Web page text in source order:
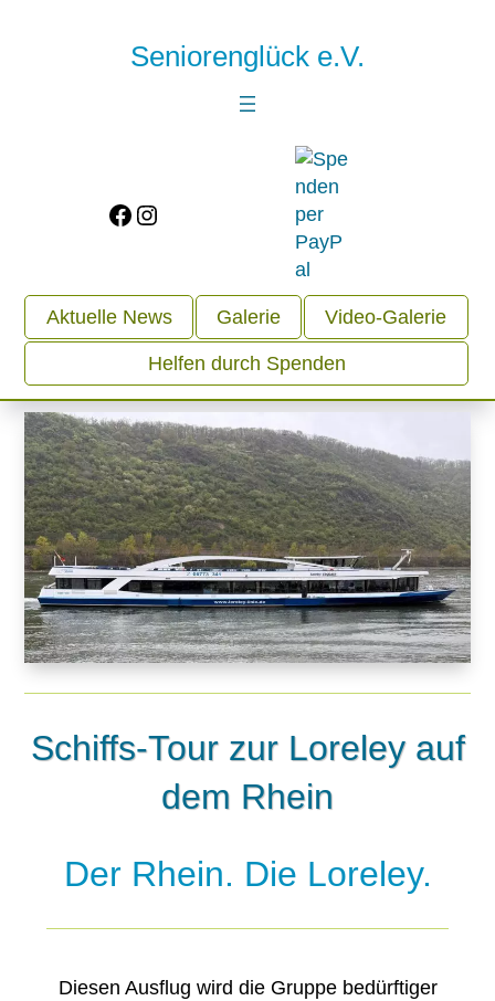
Seniorenglück e.V.
Facebook
Instagram
Aktuelle News Galerie Video-Galerie
Helfen durch Spenden
Schiffs-Tour zur Loreley auf
dem Rhein
Der Rhein. Die Loreley.
Diesen Ausflug wird die Gruppe bedürftiger